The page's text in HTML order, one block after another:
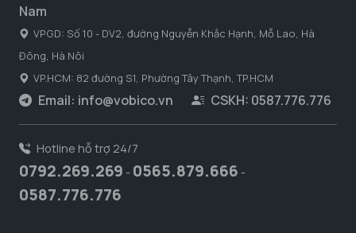
Nam
VPGD: Số 10 - DV2, đường Nguyễn Khắc Hạnh, Mỗ Lao, Hà
Đông, Hà Nôi
VP.HCM: 82 đường S1, Phường Tây Thạnh, TP.HCM
Email: info@vobico.vn CSKH: 0587.776.776
Hotline hỗ trợ 24/7
0792.269.269 - 0565.879.666 -
0587.776.776